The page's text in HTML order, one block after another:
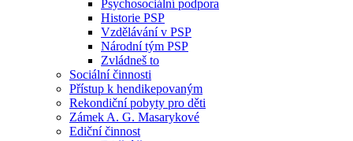
Psychosociální podpora
Historie PSP
Vzdělávání v PSP
Národní tým PSP
Zvládneš to
Sociální činnosti
Přístup k hendikepovaným
Rekondiční pobyty pro děti
Zámek A. G. Masarykové
Ediční činnost